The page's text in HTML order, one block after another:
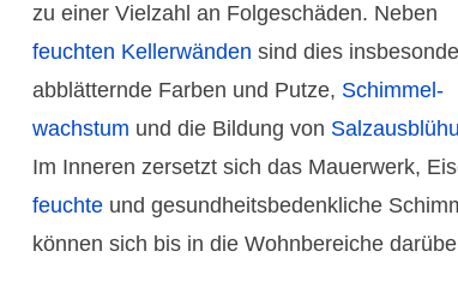
zu einer Vielzahl an Folge­schäden. Neben
feuchten Keller­wänden sind dies
abblät­ternde Farben und Putze, Schimmel­
wachstum und die Bildung von
Im Inneren zersetzt sich das Mauerwerk,
feuchteund gesund­heits­bedenk­liche
können sich bis in die Wohn­bereiche